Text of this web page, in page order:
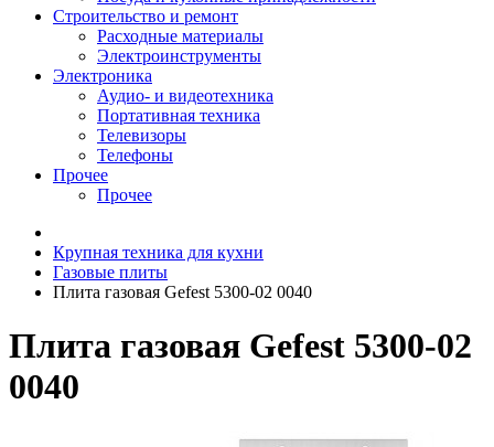
Строительство и ремонт
Расходные материалы
Электроинструменты
Электроника
Аудио- и видеотехника
Портативная техника
Телевизоры
Телефоны
Прочее
Прочее
Крупная техника для кухни
Газовые плиты
Плита газовая Gefest 5300-02 0040
Плита газовая Gefest 5300-02
0040